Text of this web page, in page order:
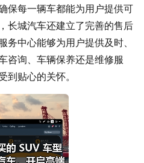
保每一辆车都能为用户提供可
长城汽车还建立了完善的售后
务中心能够为用户提供及时、
咨询、车辆保养还是维修服
到贴心的关怀。